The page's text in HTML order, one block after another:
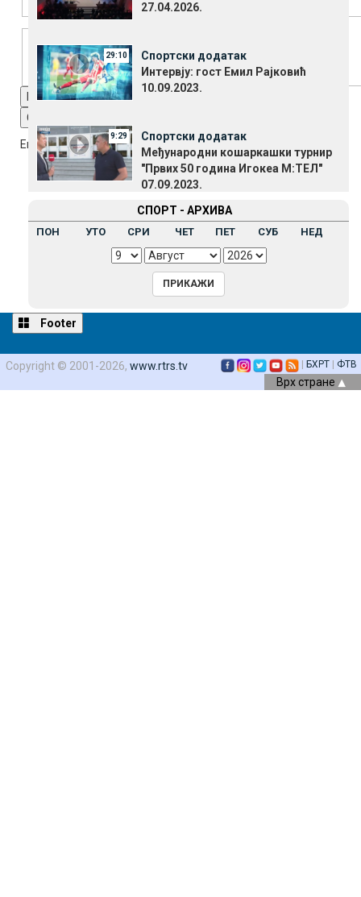
Resetrestore all settings to the default values
Close Modal Dialog
End of dialog window.
27.04.2026.
29:10
Спортски додатак
Интервју: гост Емил Рајковић
10.09.2023.
9:29
Спортски додатак
Међународни кошаркашки турнир
"Првих 50 година Игокеа М:ТЕЛ"
07.09.2023.
СПОРТ - АРХИВА
ПОН УТО СРИ ЧЕТ ПЕТ СУБ НЕД
Footer
Copyright © 2001-2026, www.rtrs.tv БХРТ ФТВ
Врх стране